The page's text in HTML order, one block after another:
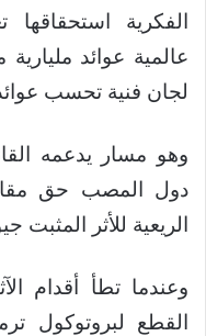
الفكرية
عالمية عوائد
لجان فنية تحسب
وهو مسار يدعمه
دول المصب حق
الريعية للأثر المثبت
وعندما تطأ أقدام
القطع لبروتوكول